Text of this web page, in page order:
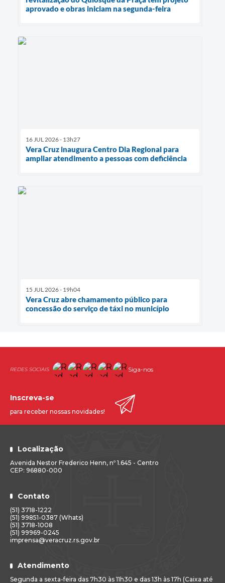
aprovado e obras iniciam na segunda-feira
16 JUL 2026 - 13h27
Vera Cruz inaugura Centro Dia Regional para
ampliar atendimento a pessoas com deficiência
15 JUL 2026 - 19h04
Vera Cruz abre chamamento público para
concessão do serviço de táxi no município
Siga-nos
Localização
Avenida Nestor Frederico Henn, nº 1.645 - Centro
CEP: 96880-000
Contato
(51) 3718-1222
(51) 99851-0387 (Whats)
(51) 3718-1008
(51) 99969-0245
imprensa@veracruz.rs.gov.br
Atendimento
Segunda a sexta-feira das 7h30 às 11h30 e das 13h às 17h (Caixa até
Inscreva-se
para receber nossas novidades!